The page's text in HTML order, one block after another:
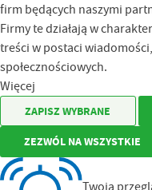
firm będących naszymi
Firmy te działają w
treści w postaci
społecznościowych.
Więcej
ZAPISZ WYBRANE
ZEZWÓL NA WSZYSTKIE